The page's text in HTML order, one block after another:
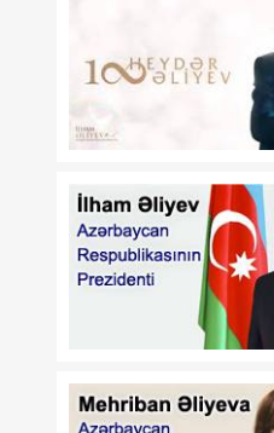
haqqında" Azərbaycan
Respublikası Prezidentinin
2019-cu il 30 dekabr tarixli
911 nömrəli Fərmanında
2020-ci il 12 may tarixli
1017 nömrəli
fərmanlarında dəyişiklik
edilməsi haqqında
“İşğaldan azad edilmiş
ərazilərdə fəaliyyət
maliyyə resurslarına çıxış
imkanlarının